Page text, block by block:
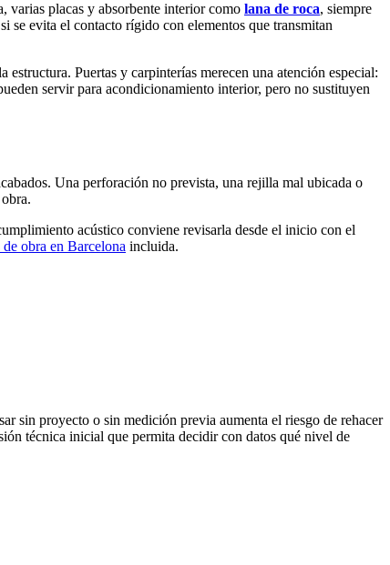
varias placas y absorbente interior como lana de roca, siempre
se evita el contacto rígido con elementos que transmitan
Puertas y carpinterías merecen una atención especial:
servir para acondicionamiento interior, pero no sustituyen
Una perforación no prevista, una rejilla mal ubicada o
acústico conviene revisarla desde el inicio con el
obra en Barcelona incluida.
sin proyecto o sin medición previa aumenta el riesgo de rehacer
técnica inicial que permita decidir con datos qué nivel de